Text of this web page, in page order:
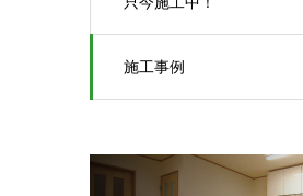
施工事例